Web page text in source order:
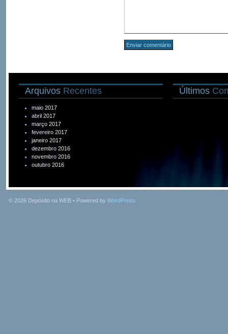
Arquivos Recentes
maio 2017
abril 2017
março 2017
fevereiro 2017
janeiro 2017
dezembro 2016
novembro 2016
outubro 2016
Últimos
© 2026 Depósito na WEB • Powered by WordPress